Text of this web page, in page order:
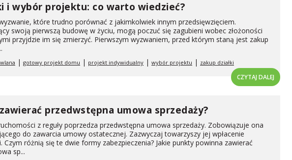
i wybór projektu: co warto wiedzieć?
które trudno porównać z jakimkolwiek innym przedsięwzięciem.
swoją pierwszą budowę w życiu, mogą poczuć się zagubieni wobec złożoności
przyjdzie im się zmierzyć. Pierwszym wyzwaniem, przed którym staną jest zakup
| gotowy projekt domu | projekt indywidualny | wybór projektu | zakup działki
CZYTAJ DALEJ
przedwstępna umowa sprzedaży?
z reguły poprzedza przedwstępna umowa sprzedaży. Zobowiązuje ona
do zawarcia umowy ostatecznej. Zazwyczaj towarzyszy jej wpłacenie
Czym różnią się te dwie formy zabezpieczenia? Jakie punkty powinna zawierać
sp...